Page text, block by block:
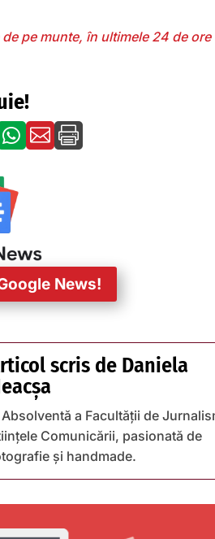
pe munte, în ultimele 24 de ore
  
News!
scris de Daniela
Absolventă a Facultății de
Comunicării, pasionată de
și handmade.